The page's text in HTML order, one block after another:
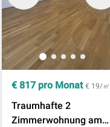
€ 817 pro Monat € 19/㎡
Traumhafte 2
Zimmerwohnung am